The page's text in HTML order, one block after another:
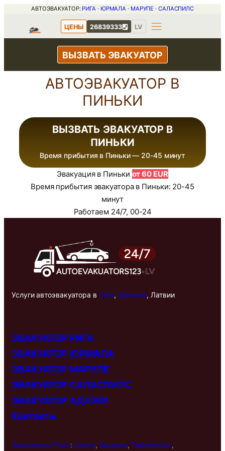
Перейти
содержимому
АВТОЭВАКУАТОР: РИГА · ЮРМАЛА · МАРУПЕ · САЛАСПИЛС
ЦЕНЫ 26839333 LV
ВЫЗВАТЬ ЭВАКУАТОР
АВТОЭВАКУАТОР В
ПИНЬКИ
ВЫЗВАТЬ ЭВАКУАТОР В
ПИНЬКИ
Время прибытия в Пиньки — 20-45 минут
Эвакуация в Пиньки от 60 EUR
Время прибытия эвакуатора в Пиньки: 20-45
минут
Работаем 24/7, 00-24
Услуги автоэвакуатора в Риге, Юрмале, Латвии
ЭВАКУАТОР РИГА
ЭВАКУАТОР ЮРМАЛА
ЭВАКУАТОР МАРУПЕ
ЭВАКУАТОР САЛАСПИЛС
ЭВАКУАТОР АДАЖИ
Контакты
Эвакуатор в Риге: Центр, Вецрига, Торнякалнс,